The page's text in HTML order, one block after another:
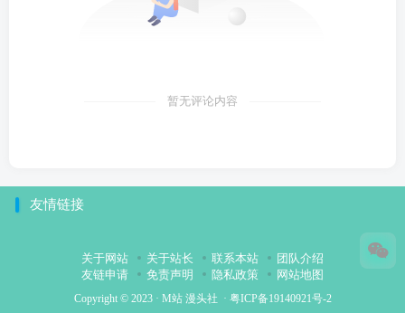
暂无评论内容
友情链接
关于网站 关于站长 联系本站
团队介绍
友链申请
免责声明 隐私政策 网站地图
Copyright © 2023 · M站 漫头社 · 粤ICP备19140921号-2